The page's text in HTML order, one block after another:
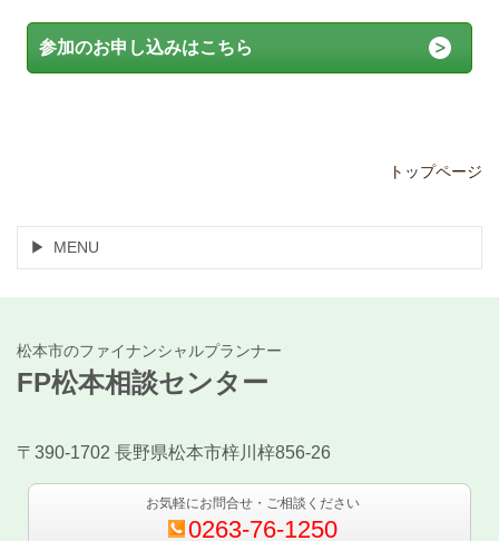
参加のお申し込みはこちら
トップページ
MENU
松本市のファイナンシャルプランナー
FP松本相談センター
〒390-1702 長野県松本市梓川梓856-26
お気軽にお問合せ・ご相談ください
0263-76-1250